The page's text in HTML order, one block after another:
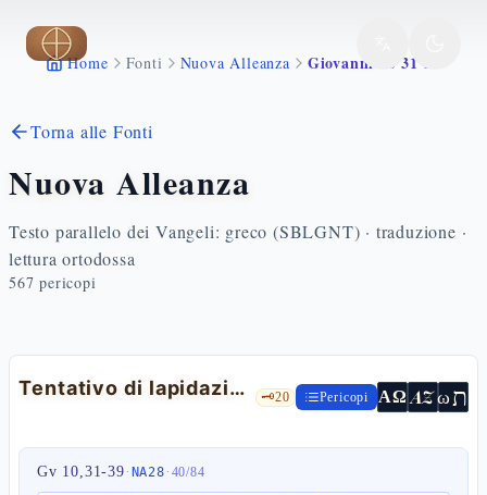
Vai al contenuto principale
Home Fonti Nuova Alleanza Giovanni 10 31 39
Torna alle Fonti
Nuova Alleanza
Testo parallelo dei Vangeli: greco (SBLGNT) · traduzione ·
lettura ortodossa
567 pericopi
Tentativo di lapidazione — Gv 10,31-39 🗝️20 Pericopi ΑΩ AZωת
Gv 10,31-39· NA28· 40/84